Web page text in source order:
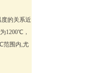
的关系近
1200℃，
范围内,尤